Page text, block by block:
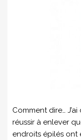
Comment dire…
réussir à enlever
endroits épilés ont